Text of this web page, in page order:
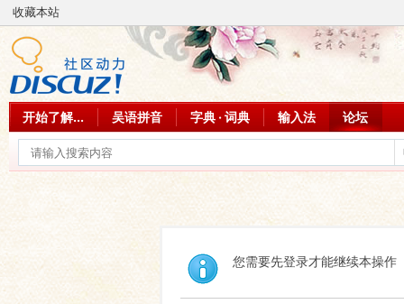
收藏本站
开始了解... 吴语拼音 字典 · 词典 输入法 论坛
您需要先登录才能继续本操作